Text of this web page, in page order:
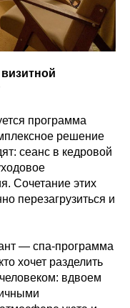
программа
решение
сеанс в кедровой
Сочетание этих
перезагрузиться и
— спа‑программа
хочет разделить
вдвоем